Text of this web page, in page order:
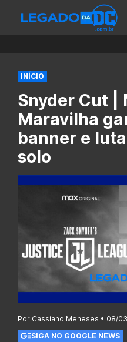
INÍCIO
Snyder Cut |
Maravilha
banner e
solo
Por Cassiano Meneses • 08/
SIGA NO GOOGLE NEWS